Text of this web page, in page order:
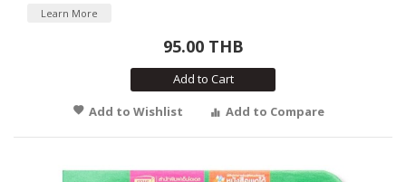
Learn More
95.00 THB
Add to Cart
Add to Wishlist
Add to Compare